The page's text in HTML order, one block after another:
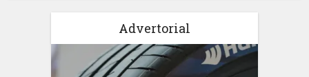
Advertorial